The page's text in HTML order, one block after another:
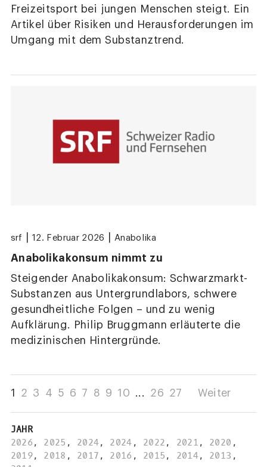
Freizeitsport bei jungen Menschen steigt. Ein
Artikel über Risiken und Herausforderungen im
Umgang mit dem Substanztrend.
srf 12. Februar 2026 Anabolika
Anabolikakonsum nimmt zu
Steigender Anabolikakonsum: Schwarzmarkt-
Substanzen aus Untergrundlabors, schwere
gesundheitliche Folgen – und zu wenig
Aufklärung. Philip Bruggmann erläuterte die
medizinischen Hintergründe.
1 2 3 4 5 6 7 8 9 10 ... 26 27 Weiter
JAHR
2026 , 2025 , 2024, 2024 , 2022 , 2021 , 2020 ,
2019, 2018 , 2017 , 2016 , 2015 , 2014, 2013 ,